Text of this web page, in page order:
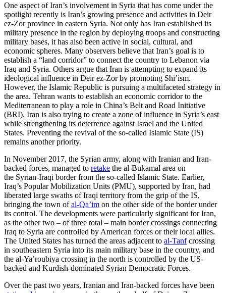
One aspect of Iran’s involvement in Syria that has come under the
spotlight recently is Iran’s growing presence and activities in Deir
ez-Zor province in eastern Syria. Not only has Iran established its
military presence in the region by deploying troops and constructing
military bases, it has also been active in social, cultural, and
economic spheres. Many observers believe that Iran’s goal is to
establish a “land corridor” to connect the country to Lebanon via
Iraq and Syria. Others argue that Iran is attempt­ing to expand its
ideological influence in Deir ez-Zor by promoting Shi’ism.
However, the Islamic Republic is pursuing a multifaceted strategy in
the area. Tehran wants to establish an economic corridor to the
Mediterranean to play a role in China’s Belt and Road Initiative
(BRI). Iran is also trying to create a zone of influence in Syria’s east
while strengthening its deterrence against Israel and the United
States. Prevent­ing the revival of the so-called Islamic State (IS)
remains another priority.
In November 2017, the Syrian army, along with Iranian and Iran-
backed forces, man­aged to retake the al-Bukamal area on
the Syrian-Iraqi border from the so-called Islamic State. Earlier,
Iraq’s Popular Mobili­zation Units (PMU), supported by Iran, had
liberated large swaths of Iraqi territory from the grip of the IS,
bringing the town ofal‑Qa’im on the other side of the border under
its control. The developments were particularly significant for Iran,
as the other two – of three total – main border cross­ings connecting
Iraq to Syria are controlled by American forces or their local allies.
The United States has turned the areas adjacent to al-Tanfcrossing
in southeastern Syria into its main military base in the country, and
the al-Ya’roubiya crossing in the north is controlled by the US-
backed and Kurdish-dominated Syrian Democratic Forces.
Over the past two years, Iranian and Iran-backed forces have been